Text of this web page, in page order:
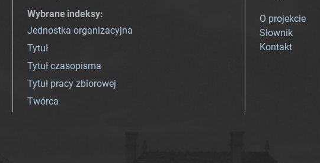
Wybrane indeksy:
Jednostka organizacyjna
Tytuł
Tytuł czasopisma
Tytuł pracy zbiorowej
Twórca
O projekcie
Słownik
Kontakt